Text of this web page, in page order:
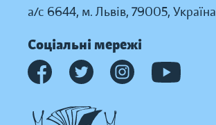
а/с 6644, м. Львів, 79005, Україна
Соціальні мережі